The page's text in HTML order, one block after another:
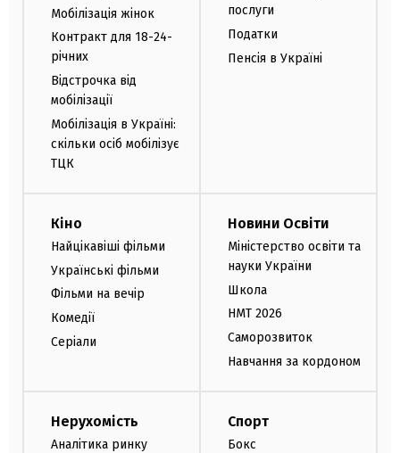
Мобілізація жінок
Контракт для 18-24-
річних
Відстрочка від
мобілізації
Мобілізація в Україні:
скільки осіб мобілізує
ТЦК
послуги
Податки
Пенсія в Україні
Кіно
Найцікавіші фільми
Українські фільми
Фільми на вечір
Комедії
Серіали
Новини Освіти
Міністерство освіти та
науки України
Школа
НМТ 2026
Саморозвиток
Навчання за кордоном
Нерухомість
Аналітика ринку
Спорт
Бокс